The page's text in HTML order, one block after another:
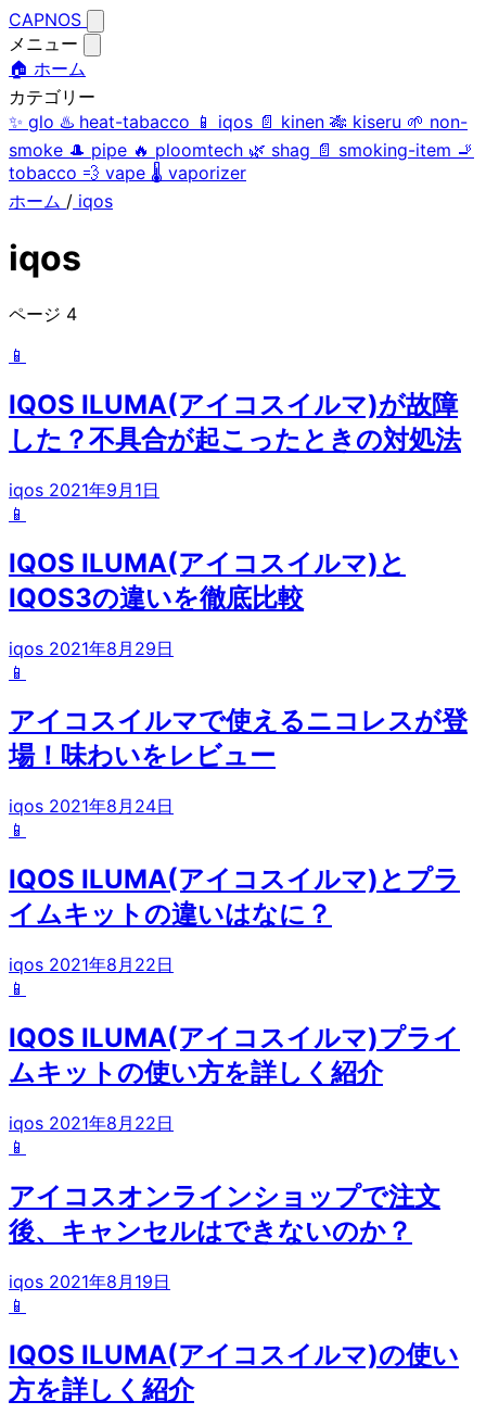
CAPNOS
メニュー
🏠 ホーム
カテゴリー
✨ glo ♨️ heat-tabacco 📱 iqos 📄 kinen 🎋 kiseru 🌱 non-
smoke 🎩 pipe 🔥 ploomtech 🌿 shag 📄 smoking-item 🚬
tobacco 💨 vape 🌡️ vaporizer
ホーム / iqos
iqos
ページ 4
📱
IQOS ILUMA(アイコスイルマ)が故障
した？不具合が起こったときの対処法
iqos 2021年9月1日
📱
IQOS ILUMA(アイコスイルマ)と
IQOS3の違いを徹底比較
iqos 2021年8月29日
📱
アイコスイルマで使えるニコレスが登
場！味わいをレビュー
iqos 2021年8月24日
📱
IQOS ILUMA(アイコスイルマ)とプラ
イムキットの違いはなに？
iqos 2021年8月22日
📱
IQOS ILUMA(アイコスイルマ)プライ
ムキットの使い方を詳しく紹介
iqos 2021年8月22日
📱
アイコスオンラインショップで注文
後、キャンセルはできないのか？
iqos 2021年8月19日
📱
IQOS ILUMA(アイコスイルマ)の使い
方を詳しく紹介